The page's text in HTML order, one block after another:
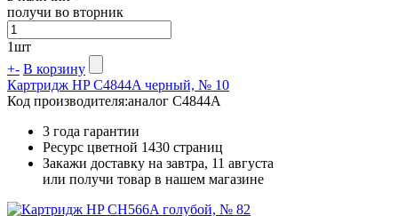
получи во вторник
1шт
+- В корзину
Картридж HP C4844A черный, № 10
Код производителя:аналог C4844A
3 года гарантии
Ресурс цветной 1430 страниц
Закажи доставку на завтра, 11 августа
или получи товар в нашем магазине